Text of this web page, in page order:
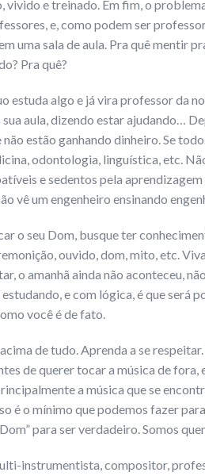
vivido e treinado. Em fim, o
e, como podem ser
uma sala de aula. Pra quê mentir
Pra quê?
estuda algo e já vira professor da
aula, dizendo estar ajudando…
estão ganhando dinheiro. Se
odontologia, linguística, etc.
e sedentos pela
vê um engenheiro ensinando
o seu Dom, busque ter
ouvido, dom, mito, etc.
o amanhã ainda não aconteceu,
e com lógica, é que será
você é de fato.
de tudo. Aprenda a se
de querer tocar a música de
a música que se
é o mínimo que podemos fazer
para ser verdadeiro. Somos
instrumentista, compositor,